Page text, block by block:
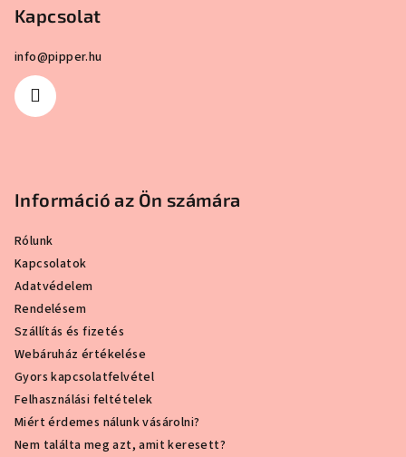
Kapcsolat
info@pipper.hu
Információ az Ön számára
Rólunk
Kapcsolatok
Adatvédelem
Rendelésem
Szállítás és fizetés
Webáruház értékelése
Gyors kapcsolatfelvétel
Felhasználási feltételek
Miért érdemes nálunk vásárolni?
Nem találta meg azt, amit keresett?